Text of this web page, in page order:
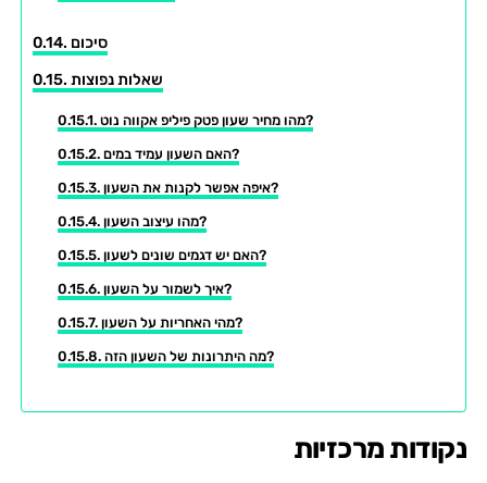
סיכום
שאלות נפוצות
מהו מחיר שעון פטק פיליפ אקווה נוט?
האם השעון עמיד במים?
איפה אפשר לקנות את השעון?
מהו עיצוב השעון?
האם יש דגמים שונים לשעון?
איך לשמור על השעון?
מהי האחריות על השעון?
מה היתרונות של השעון הזה?
נקודות מרכזיות